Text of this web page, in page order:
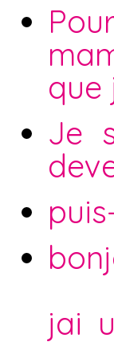
que
Je
jai